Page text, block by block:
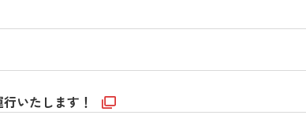
いたします！